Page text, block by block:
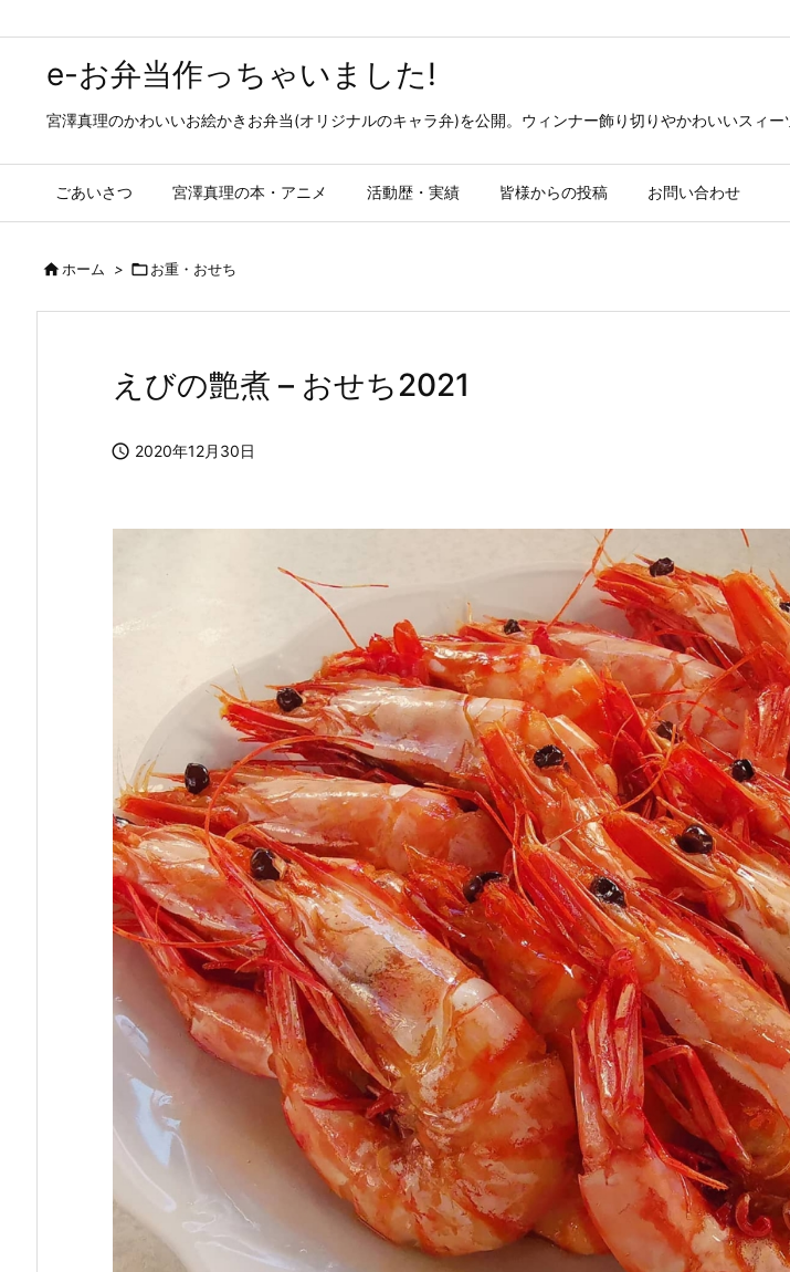
e-お弁当作っちゃいました!
宮澤真理のかわいいお絵かきお弁当(オリジナルのキャラ弁)を公開。ウィンナー飾り切りやかわいいスィ
ごあいさつ 宮澤真理の本・アニメ 活動歴・実績 皆様からの投稿 お問い合わせ
ホーム > お重・おせち
えびの艶煮 – おせち2021
 2020年12月30日